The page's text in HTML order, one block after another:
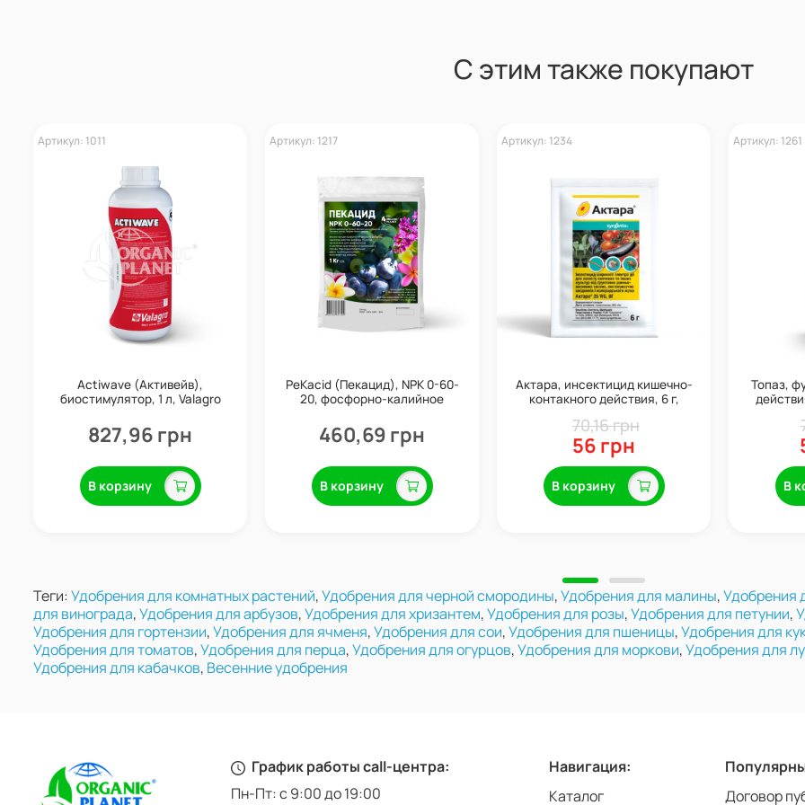
С этим также покупают
Артикул: 1011
Actiwave (Активейв),
биостимулятор, 1 л, Valagro
827,96 грн
В корзину
Артикул: 1217
PeKacid (Пекацид), NPK 0-60-
20, фосфорно-калийное
460,69 грн
В корзину
Артикул: 1234
Актара, инсектицид кишечно-
контакного действия, 6 г,
56 грн
70,16 грн
В корзину
Артикул: 1261
Топаз,
В
Теги:Удобрения для комнатных растений,Удобрения для черной смородины,Удобрения для малины,Удобрения
для винограда,Удобрения для арбузов,Удобрения для хризантем,Удобрения для розы,Удобрения для петунии,
Удобрения для гортензии,Удобрения для ячменя,Удобрения для сои,Удобрения для пшеницы,Удобрения для
Удобрения для томатов,Удобрения для перца,Удобрения для огурцов,Удобрения для моркови,Удобрения для
Удобрения для кабачков, Весенние удобрения
График работы call-центра:
Пн-Пт: с 9:00 до 19:00
Навигация:
Каталог
Договор